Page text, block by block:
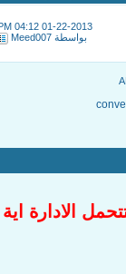
01-22-2013
04:12 PM
بواسطة Meed007
الادارة